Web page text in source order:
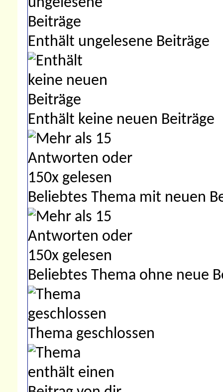
Enthält ungelesene Beiträge
Enthält keine neuen Beiträge
Beliebtes Thema mit neuen
Beliebtes Thema ohne neue
Thema geschlossen